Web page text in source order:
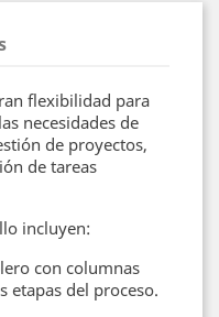
flexibilidad para
necesidades de
de proyectos,
de tareas
incluyen:
con columnas
etapas del proceso.